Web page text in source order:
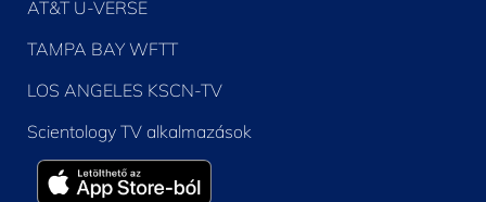
AT&T U-VERSE
TAMPA BAY WFTT
LOS ANGELES KSCN-TV
Scientology TV alkalmazások